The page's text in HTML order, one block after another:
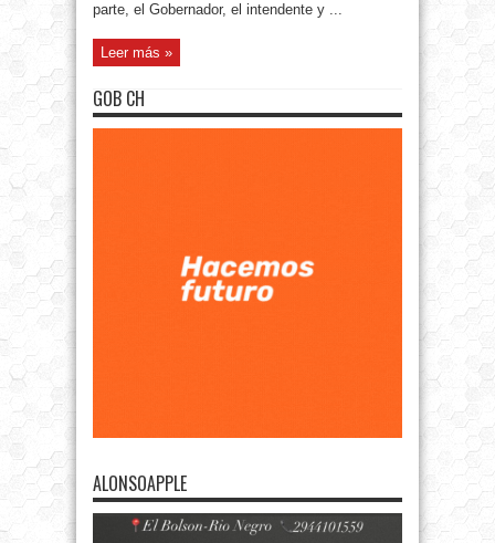
parte, el Gobernador, el intendente y ...
Leer más »
GOB CH
ALONSOAPPLE